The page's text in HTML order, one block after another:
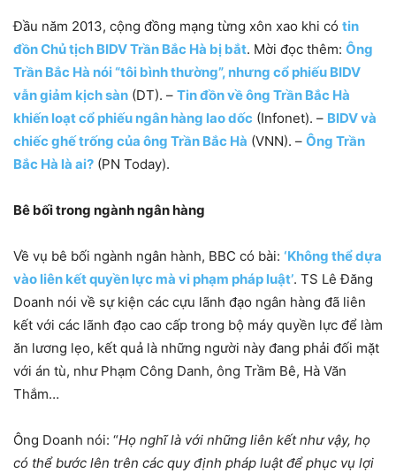
Đầu năm 2013, cộng đồng mạng từng xôn xao khi có tin
đồn Chủ tịch BIDV Trần Bắc Hà bị bắt. Mời đọc thêm: Ông
Trần Bắc Hà nói “tôi bình thường”, nhưng cổ phiếu BIDV
vẫn giảm kịch sàn (DT). – Tin đồn về ông Trần Bắc Hà
khiến loạt cổ phiếu ngân hàng lao dốc (Infonet). – BIDV và
chiếc ghế trống của ông Trần Bắc Hà (VNN). – Ông Trần
Bắc Hà là ai? (PN Today).
Bê bối trong ngành ngân hàng
Về vụ bê bối ngành ngân hành, BBC có bài: ‘Không thể dựa
vào liên kết quyền lực mà vi phạm pháp luật’. TS Lê Đăng
Doanh nói về sự kiện các cựu lãnh đạo ngân hàng đã liên
kết với các lãnh đạo cao cấp trong bộ máy quyền lực để làm
ăn lương lẹo, kết quả là những người này đang phải đối mặt
với án tù, như Phạm Công Danh, ông Trầm Bê, Hà Văn
Thắm…
Ông Doanh nói: “Họ nghĩ là với những liên kết như vậy, họ
có thể bước lên trên các quy định pháp luật để phục vụ lợi